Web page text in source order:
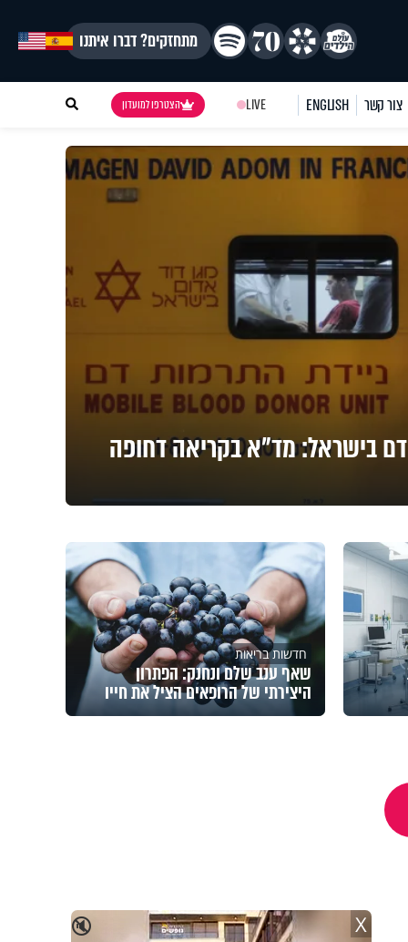
מתחזקים? דברו איתנו
צור קשר ENGLISH
LIVE הצטרפו למועדון
בישראל: מד"א בקריאה דחופה
חדשות בריאות
שאף ענב שלם ונחנק: הפתרון
היצירתי של הרופאים הציל את חייו
🔇 X